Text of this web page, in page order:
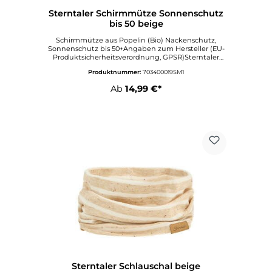
Sterntaler Schirmmütze Sonnenschutz
bis 50 beige
Schirmmütze aus Popelin (Bio) Nackenschutz,
Sonnenschutz bis 50+Angaben zum Hersteller (EU-
Produktsicherheitsverordnung, GPSR)Sterntaler
DornburgDeutschlandinfo@sterntaler.comwww.ste
Produktnummer: 703400019SM1
Ab 14,99 €*
Sterntaler Schlauschal beige